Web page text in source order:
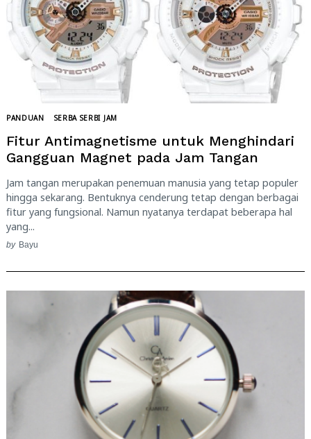
PANDUAN SERBA SERBI JAM
Fitur Antimagnetisme untuk Menghindari
Gangguan Magnet pada Jam Tangan
Jam tangan merupakan penemuan manusia yang tetap populer
hingga sekarang. Bentuknya cenderung tetap dengan berbagai
fitur yang fungsional. Namun nyatanya terdapat beberapa hal
yang...
by Bayu